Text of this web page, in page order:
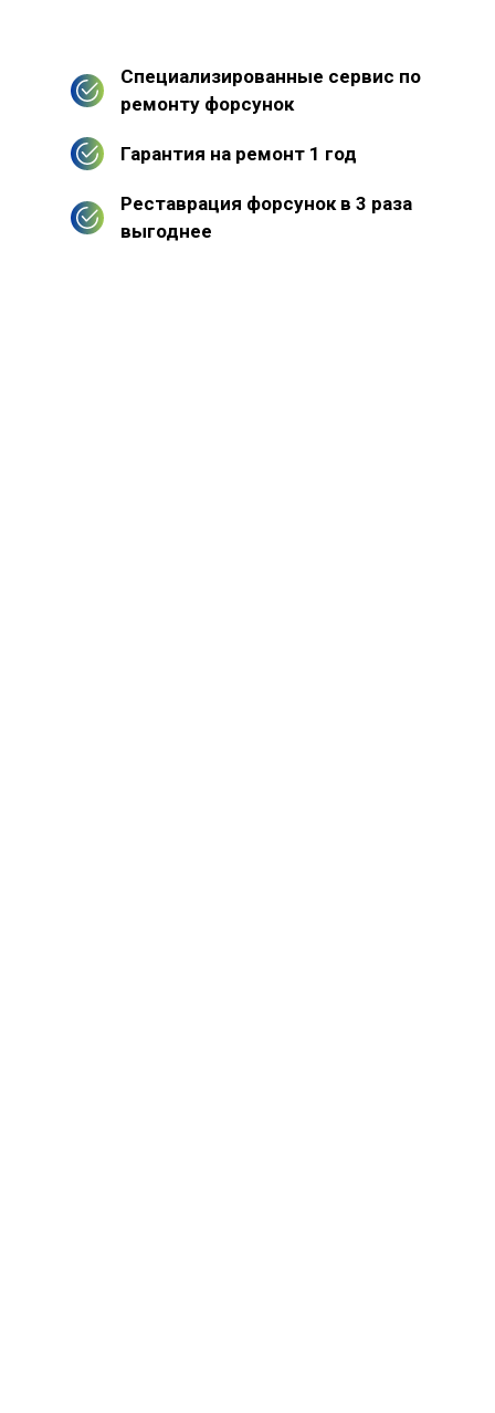
Специализированные сервис по
ремонту форсунок
Гарантия на ремонт 1 год
Реставрация форсунок в 3 раза
выгоднее